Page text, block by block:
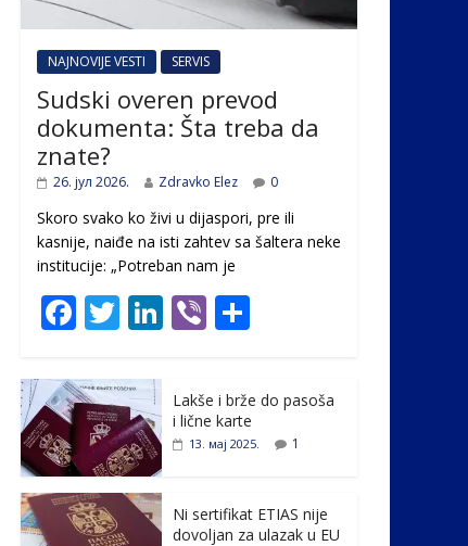
NAJNOVIJE VESTI SERVIS
Sudski overen prevod
dokumenta: Šta treba da
znate?
26. јул 2026. Zdravko Elez 0
Skoro svako ko živi u dijaspori, pre ili
kasnije, naiđe na isti zahtev sa šaltera neke
institucije: „Potreban nam je
F
e
b
o
o
k
T
itt
er
Li
e
dI
Vi
er ar
e
Lakše i brže do pasoša
i lične karte
13. мај 2025. 1
Ni sertifikat ETIAS nije
dovoljan za ulazak u EU